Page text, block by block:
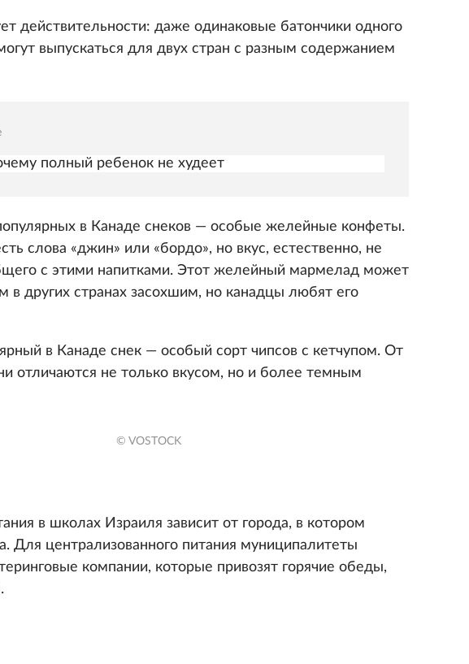
действительности: даже одинаковые батончики одного
выпускаться для двух стран с разным содержанием
полный ребенок не худеет
в Канаде снеков — особые желейные конфеты.
слова «джин» или «бордо», но вкус, естественно, не
с этими напитками. Этот желейный мармелад может
в других странах засохшим, но канадцы любят его
в Канаде снек — особый сорт чипсов с кетчупом. От
отличаются не только вкусом, но и более темным
© VOSTOCK
в школах Израиля зависит от города, в котором
Для централизованного питания муниципалитеты
компании, которые привозят горячие обеды,